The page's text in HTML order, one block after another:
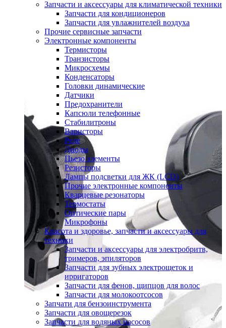
Запчасти и аксессуары для климатической техники
Запчасти для кондиционеров
Запчасти для увлажнителей воздуха
Прочие сервисные запчасти
Электронные компоненты
Термисторы
Транзисторы
Микросхемы
Конденсаторы
Головки динамические
Датчики
Предохранители
Капсюли телефонные
Стабилитроны
Варисторы
Реле
Диоды
Пьезо элементы
Резисторы
Лампы подсветки для ЖК (LCD)
Прочие электронные компоненты
Кварцевые резонаторы
Термостаты
Оптические пары
Микрофоны
Красота и здоровье, запчасти и аксессуары для
техники
Запчасти и аксессуары для электробритв,
тримеров, эпиляторов
Запчасти для зубных электрощеток и
ирригаторов
Запчасти для фенов, щипцов для волос
Запчасти для молокоотсосов
Запчати для бензоинструмента
Запчасти для овощерезок
Запчасти для водяных насосов